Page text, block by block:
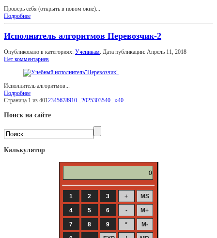
Проверь себя (открыть в новом окне)...
Подробнее
Исполнитель алгоритмов Перевозчик-2
Опубликовано в категориях: Ученикам. Дата публикации: Апрель 11, 2018
Нет комментариев
Исполнитель алгоритмов...
Подробнее
Страница 1 из 4012345678910...2025303540...»40.
Поиск на сайте
Калькулятор